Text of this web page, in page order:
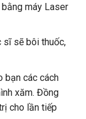
máy Laser
sĩ sẽ bôi thuốc,
bạn các cách
xăm. Đồng
cho lần tiếp